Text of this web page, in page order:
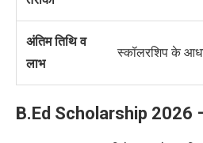
अंतिम तिथि व
लाभ
स्कॉलरशिप के
B.Ed Scholarship 2026 –